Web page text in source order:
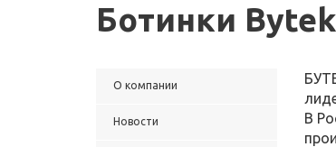
ФУРНИТУРА СУВЕНИРЫ
Ботинки
О компании
Новости
В